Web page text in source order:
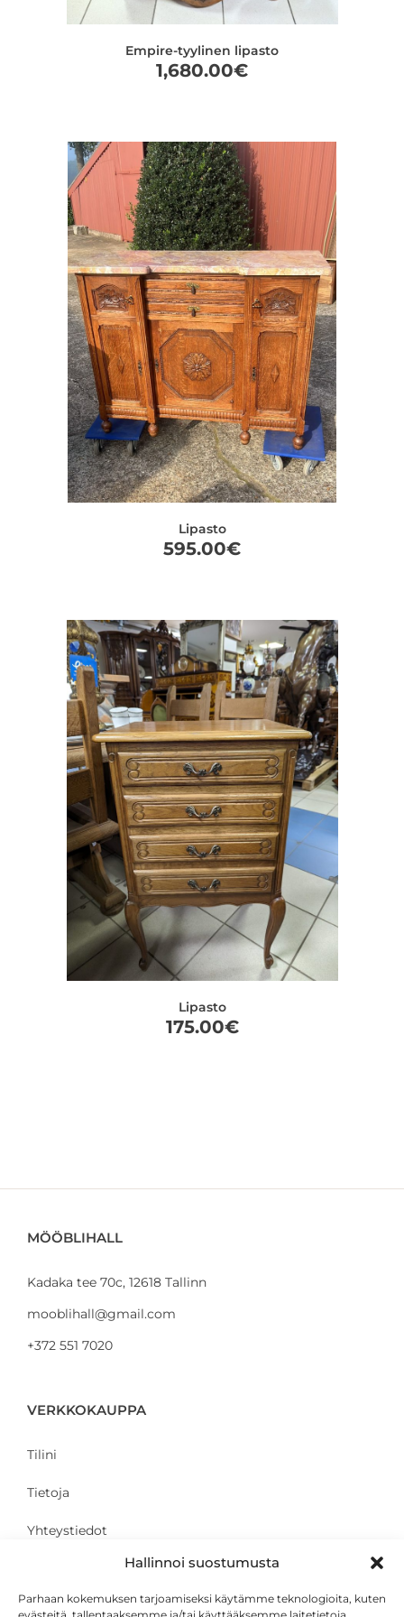
Hallinnoi suostumusta
Parhaan kokemuksen tarjoamiseksi käytämme teknologioita, kuten
Empire-tyylinen lipasto
1,680.00€
Lipasto
595.00€
Lipasto
175.00€
MÖÖBLIHALL
Kadaka tee 70c, 12618 Tallinn
mooblihall@gmail.com
+372 551 7020
VERKKOKAUPPA
Tilini
Tietoja
Yhteystiedot
ASIAKKAALLE